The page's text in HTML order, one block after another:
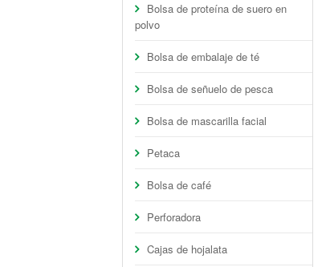
Bolsa de proteína de suero en
polvo
Bolsa de embalaje de té
Bolsa de señuelo de pesca
Bolsa de mascarilla facial
Petaca
Bolsa de café
Perforadora
Cajas de hojalata